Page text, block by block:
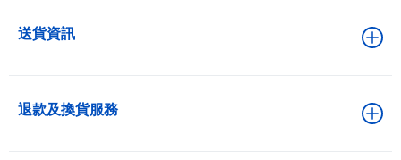
送貨資訊
退款及換貨服務